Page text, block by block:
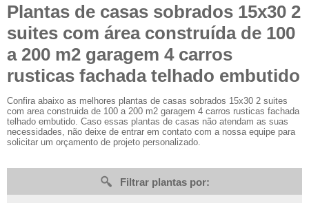
Plantas de casas sobrados 15x30 2
suites com área construída de 100
a 200 m2 garagem 4 carros
rusticas fachada telhado embutido
Confira abaixo as melhores plantas de casas sobrados 15x30 2 suites
com area construida de 100 a 200 m2 garagem 4 carros rusticas fachada
telhado embutido. Caso essas plantas de casas não atendam as suas
necessidades, não deixe de entrar em contato com a nossa equipe para
solicitar um orçamento de projeto personalizado.
Filtrar plantas por: